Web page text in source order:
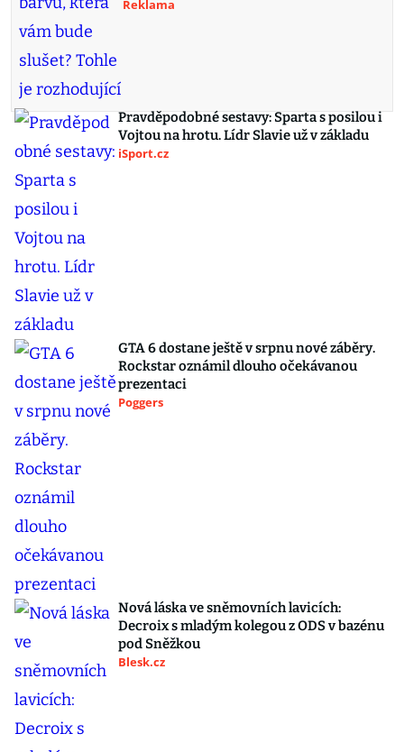
Reklama
Pravděpodobné sestavy: Sparta s posilou i
Vojtou na hrotu. Lídr Slavie už v základu
iSport.cz
GTA 6 dostane ještě v srpnu nové záběry.
Rockstar oznámil dlouho očekávanou
prezentaci
Poggers
Nová láska ve sněmovních lavicích:
Decroix s mladým kolegou z ODS v bazénu
pod Sněžkou
Blesk.cz